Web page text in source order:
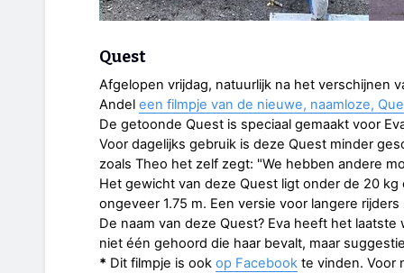
Quest
Afgelopen vrijdag, natuurlijk na het verschijnen
Andel een filmpje van de nieuwe, naamloze,
De getoonde Quest is speciaal gemaakt voor
Voor dagelijks gebruik is deze Quest minder
zoals Theo het zelf zegt: "We hebben andere
Het gewicht van deze Quest ligt onder de 20
ongeveer 1.75 m. Een versie voor langere
De naam van deze Quest? Eva heeft het
niet één gehoord die haar bevalt, maar
* Dit filmpje is ook op Facebook te vinden. Voor